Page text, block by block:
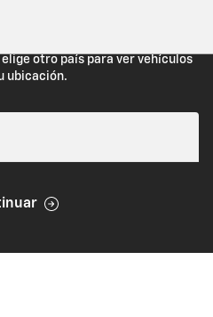
Unidos). Cierra esta
otro país para ver vehículos
ubicación.